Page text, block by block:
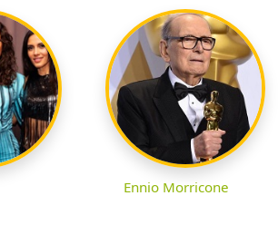
Ennio Morricone